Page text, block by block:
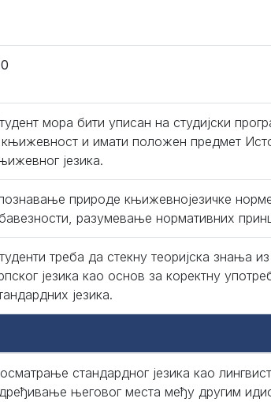
мора бити уписан на студијски
и имати положен предмет
језика.
природе књижевнојезичке
разумевање нормативних
треба да стекну теоријска знања
језика као основ за коректну
језика.
стандардног језика као
његовог места међу другим